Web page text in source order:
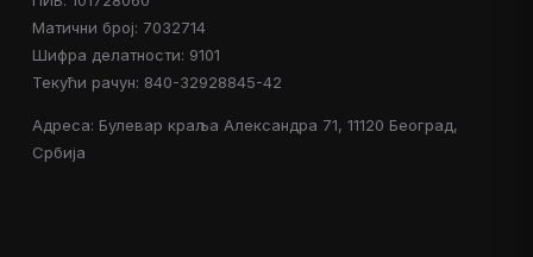
Матични број: 7032714
Шифра делатности: 9101
Текући рачун: 840-32928845-42
Адреса: Булевар краља Александра 71, 11120 Београд,
Србија